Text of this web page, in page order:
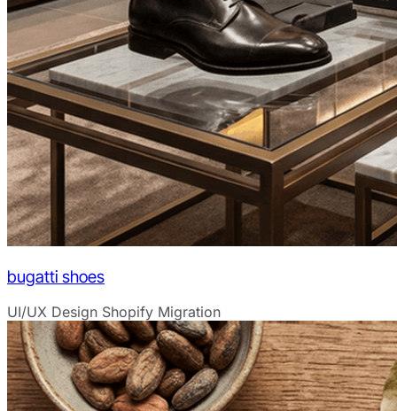
bugatti shoes
UI/UX Design Shopify Migration